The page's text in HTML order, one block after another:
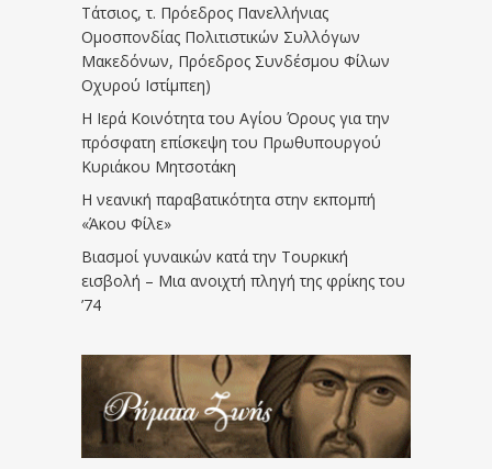
Τάτσιος, τ. Πρόεδρος Πανελλήνιας
Ομοσπονδίας Πολιτιστικών Συλλόγων
Μακεδόνων, Πρόεδρος Συνδέσμου Φίλων
Οχυρού Ιστίμπεη)
Η Ιερά Κοινότητα του Αγίου Όρους για την
πρόσφατη επίσκεψη του Πρωθυπουργού
Κυριάκου Μητσοτάκη
Η νεανική παραβατικότητα στην εκπομπή
«Άκου Φίλε»
Βιασμοί γυναικών κατά την Τουρκική
εισβολή – Μια ανοιχτή πληγή της φρίκης του
’74